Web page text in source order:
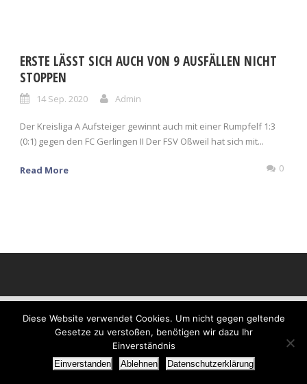
ERSTE LÄSST SICH AUCH VON 9 AUSFÄLLEN NICHT
STOPPEN
14 Sep. 2020 Admin
Der Kreisliga A Aufsteiger gewinnt auch mit einer Rumpfelf 1:3
(0:1) gegen den FC Gerlingen II Der FSV Oßweil hat sich mit...
Read More 0
Diese Website verwendet Cookies. Um nicht gegen geltende
Gesetze zu verstoßen, benötigen wir dazu Ihr
Einverständnis
Einverstanden Ablehnen Datenschutzerklärung